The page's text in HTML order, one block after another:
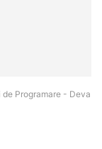
Programare - Deva